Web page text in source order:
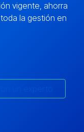
vigente, ahorra
la gestión en